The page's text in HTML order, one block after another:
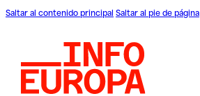
Saltar al contenido principal Saltar al pie de página